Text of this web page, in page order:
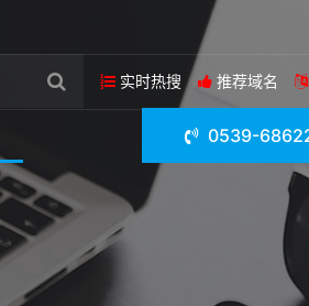
实时热搜 推荐域名
0539-